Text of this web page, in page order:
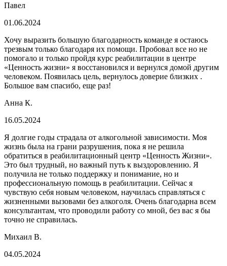
Павел
01.06.2024
Хочу выразить большую благодарность команде я остаюсь
трезвым только благодаря их помощи. Пробовал все но не
помогало и только пройдя курс реабилитации в центре
«Ценность жизни» я восстановился и вернулся домой другим
человеком. Появилась цель, вернулось доверие близких .
Большое вам спасибо, еще раз!
Анна К.
16.05.2024
Я долгие годы страдала от алкогольной зависимости. Моя
жизнь была на грани разрушения, пока я не решила
обратиться в реабилитационный центр «Ценность Жизни».
Это был трудный, но важный путь к выздоровлению. Я
получила не только поддержку и понимание, но и
профессиональную помощь в реабилитации. Сейчас я
чувствую себя новым человеком, научилась справляться с
жизненными вызовами без алкоголя. Очень благодарна всем
консультантам, что проводили работу со мной, без вас я бы
точно не справилась.
Михаил В.
04.05.2024